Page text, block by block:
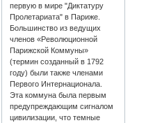
первую в мире "Диктатуру
Пролетариата" в Париже.
Большинство из ведущих
членов «Революционной
Парижской Коммуны»
(термин созданный в 1792
году) были также членами
Первого Интернационала.
Эта коммуна была первым
предупреждающим сигналом
цивилизации, что темные